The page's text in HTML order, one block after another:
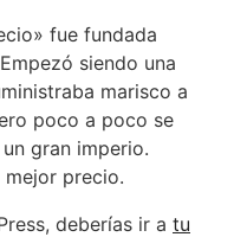
fue fundada
siendo una
marisco a
poco a poco se
gran imperio.
mejor precio.
deberías ir a tu